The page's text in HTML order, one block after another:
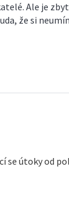
Ale je
že si
se útoky od